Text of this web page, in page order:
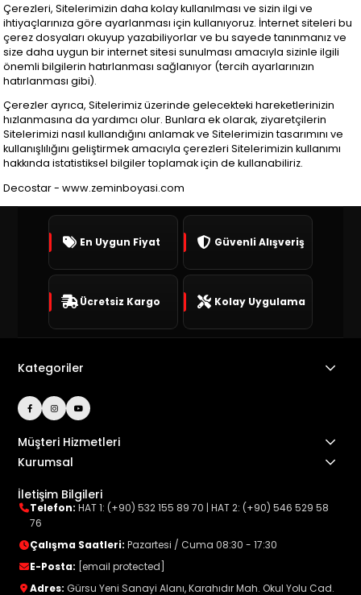
Çerezleri, Sitelerimizin daha kolay kullanılması ve sizin ilgi ve
ihtiyaçlarınıza göre ayarlanması için kullanıyoruz. İnternet siteleri bu
çerez dosyaları okuyup yazabiliyorlar ve bu sayede tanınmanız ve
size daha uygun bir internet sitesi sunulması amacıyla sizinle ilgili
önemli bilgilerin hatırlanması sağlanıyor (tercih ayarlarınızın
hatırlanması gibi).
Çerezler ayrıca, Sitelerimiz üzerinde gelecekteki hareketlerinizin
hızlanmasına da yardımcı olur. Bunlara ek olarak, ziyaretçilerin
Sitelerimizi nasıl kullandığını anlamak ve Sitelerimizin tasarımını ve
kullanışlılığını geliştirmek amacıyla çerezleri Sitelerimizin kullanımı
hakkında istatistiksel bilgiler toplamak için de kullanabiliriz.
Decostar - www.zeminboyasi.com
En Uygun Fiyat Güvenli Alışveriş
Ücretsiz Kargo Kolay Uygulama
Kategoriler
Müşteri Hizmetleri
Kurumsal
İletişim Bilgileri
Telefon: HAT 1: (+90) 532 155 89 70 |HAT 2: (+90) 546 529 58
76
Çalışma Saatleri: Pazartesi / Cuma 08:30 - 17:30
E-Posta: [email protected]
Adres: Gürsu Yeni Sanayi Alanı, Karahıdır Mah. Okul Yolu Cad.